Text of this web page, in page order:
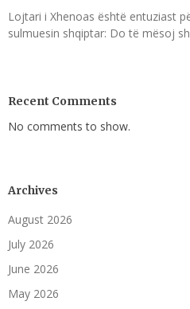
Lojtari i Xhenoas është entuziast
sulmuesin shqiptar: Do të mësoj
Recent Comments
No comments to show.
Archives
August 2026
July 2026
June 2026
May 2026